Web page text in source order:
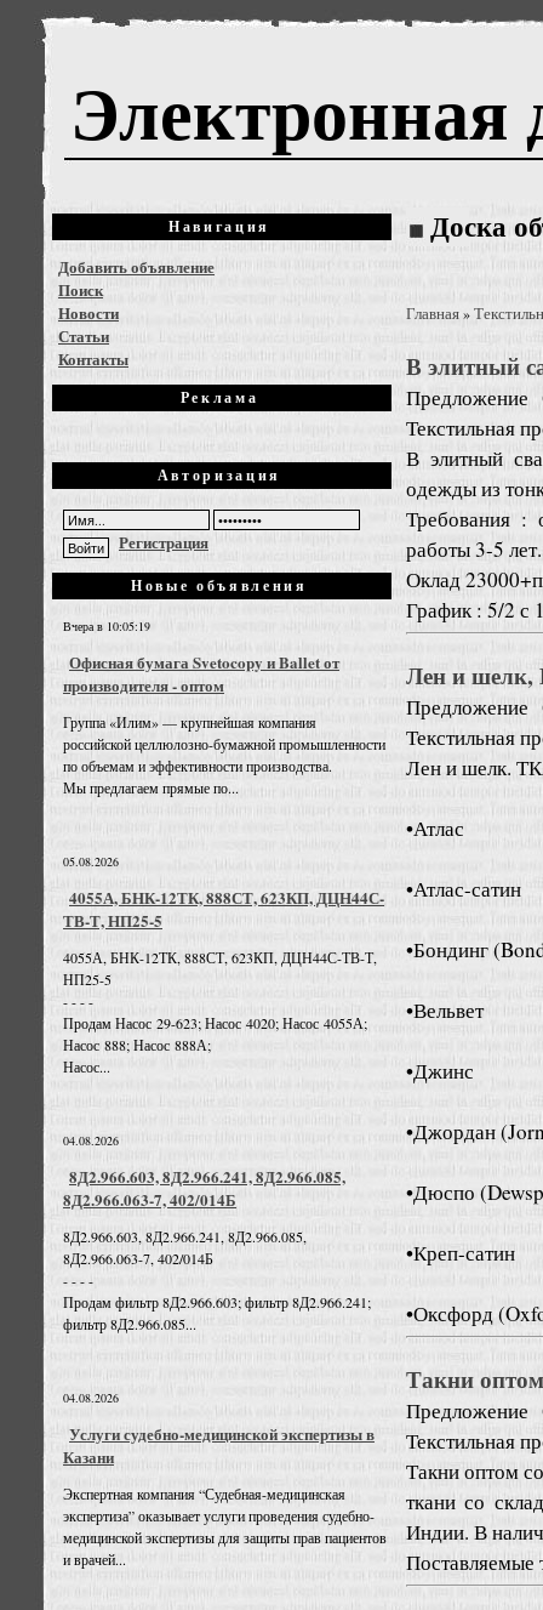
Электронная
Навигация
Добавить объявление
Поиск
Новости
Статьи
Контакты
Реклама
Авторизация
Регистрация
Новые объявления
Вчера в 10:05:19
Офисная бумага Svetocopy и Ballet от
производителя - оптом
Группа «Илим» — крупнейшая компания
российской целлюлозно-бумажной промышленности
по объемам и эффективности производства.
Мы предлагаем прямые по...
05.08.2026
4055А, БНК-12ТК, 888СТ, 623КП, ДЦН44С-
ТВ-Т, НП25-5
4055А, БНК-12ТК, 888СТ, 623КП, ДЦН44С-ТВ-Т,
НП25-5
- - - -
Продам Насос 29-623; Насос 4020; Насос 4055А;
Насос 888; Насос 888А;
Насос...
04.08.2026
8Д2.966.603, 8Д2.966.241, 8Д2.966.085,
8Д2.966.063-7, 402/014Б
8Д2.966.603, 8Д2.966.241, 8Д2.966.085,
8Д2.966.063-7, 402/014Б
- - - -
Продам фильтр 8Д2.966.603; фильтр 8Д2.966.241;
фильтр 8Д2.966.085...
04.08.2026
Услуги судебно-медицинской экспертизы в
Казани
Экспертная компания “Судебная-медицинская
экспертиза” оказывает услуги проведения судебно-
медицинской экспертизы для защиты прав пациентов
и врачей...
Доска
Главная»
В элитный
Предложение
Текстильная
В элитный
одежды из
Требования :
работы 3-5 лет.
Оклад
График : 5/2 с
Лен и шелк,
Предложение
Текстильная
Лен и шелк.
•Атлас
•Атлас-сатин
•Бондинг
•Вельвет
•Джинс
•Джордан
•Дюспо
•Креп-сатин
•Оксфорд
Такни
Предложение
Текстильная
Такни оптом
ткани со
Индии. В
Поставляемые